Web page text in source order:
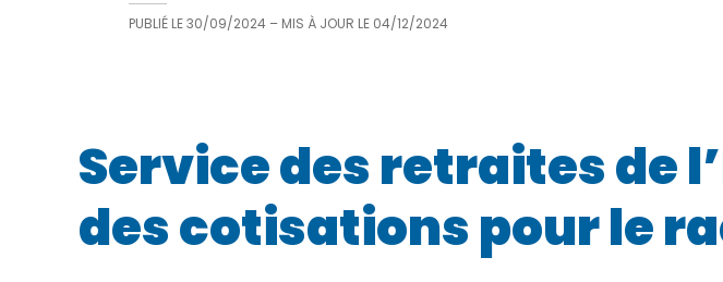
PUBLIÉ LE30/09/2024 – MIS À JOUR LE 04/12/2024
Service des retraites de
des cotisations pour le